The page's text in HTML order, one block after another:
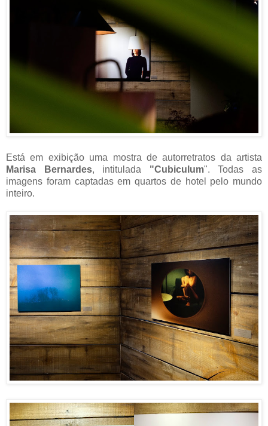
Está em exibição uma mostra de autorretratos da artista
Marisa Bernardes, intitulada "Cubiculum". Todas as
imagens foram captadas em quartos de hotel pelo mundo
inteiro.